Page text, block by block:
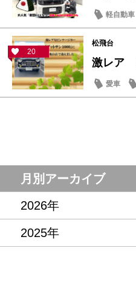
軽自動車
20
松飛台
激レア
愛車
月別アーカイブ
2026年
2025年